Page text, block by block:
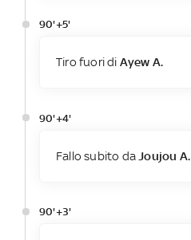
90'+5'
Tiro fuori di Ayew A.
90'+4'
Fallo subito da Joujou A.
90'+3'